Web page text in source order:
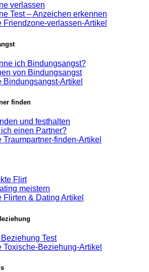
verlassen
Test – Anzeichen erkennen
Friendzone-verlassen-Artikel
ich Bindungsangst?
von Bindungsangst
Bindungsangst-Artikel
finden
und festhalten
einen Partner?
Traumpartner-finden-Artikel
Flirt
meistern
Flirten & Dating Artikel
Test
Toxische-Beziehung-Artikel